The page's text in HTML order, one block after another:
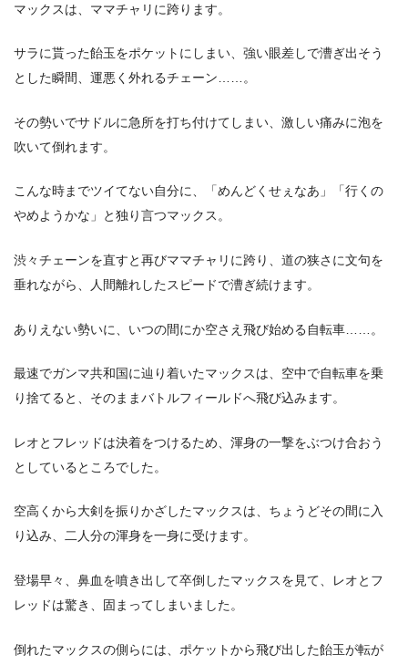
マックスは、ママチャリに跨ります。
サラに貰った飴玉をポケットにしまい、強い眼差しで漕ぎ出そう
とした瞬間、運悪く外れるチェーン……。
その勢いでサドルに急所を打ち付けてしまい、激しい痛みに泡を
吹いて倒れます。
こんな時までツイてない自分に、「めんどくせぇなあ」「行くの
やめようかな」と独り言つマックス。
渋々チェーンを直すと再びママチャリに跨り、道の狭さに文句を
垂れながら、人間離れしたスピードで漕ぎ続けます。
ありえない勢いに、いつの間にか空さえ飛び始める自転車……。
最速でガンマ共和国に辿り着いたマックスは、空中で自転車を乗
り捨てると、そのままバトルフィールドへ飛び込みます。
レオとフレッドは決着をつけるため、渾身の一撃をぶつけ合おう
としているところでした。
空高くから大剣を振りかざしたマックスは、ちょうどその間に入
り込み、二人分の渾身を一身に受けます。
登場早々、鼻血を噴き出して卒倒したマックスを見て、レオとフ
レッドは驚き、固まってしまいました。
倒れたマックスの側らには、ポケットから飛び出した飴玉が転が